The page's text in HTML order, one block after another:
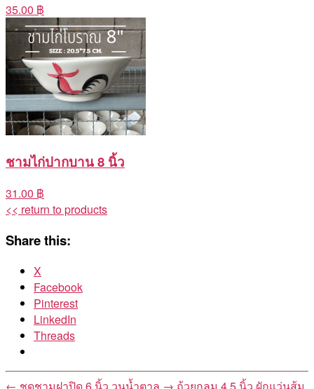
35.00 ฿
ชามไก่ปากบาน 8 นิ้ว
31.00 ฿
<< return to products
Share this:
X
Facebook
Pinterest
LinkedIn
Threads
← ชุดชามฝาปิด 6 นิ้ว วนน้ำตาล → ถ้วยกลม 4.5 นิ้ว ผักแว่นส้ม